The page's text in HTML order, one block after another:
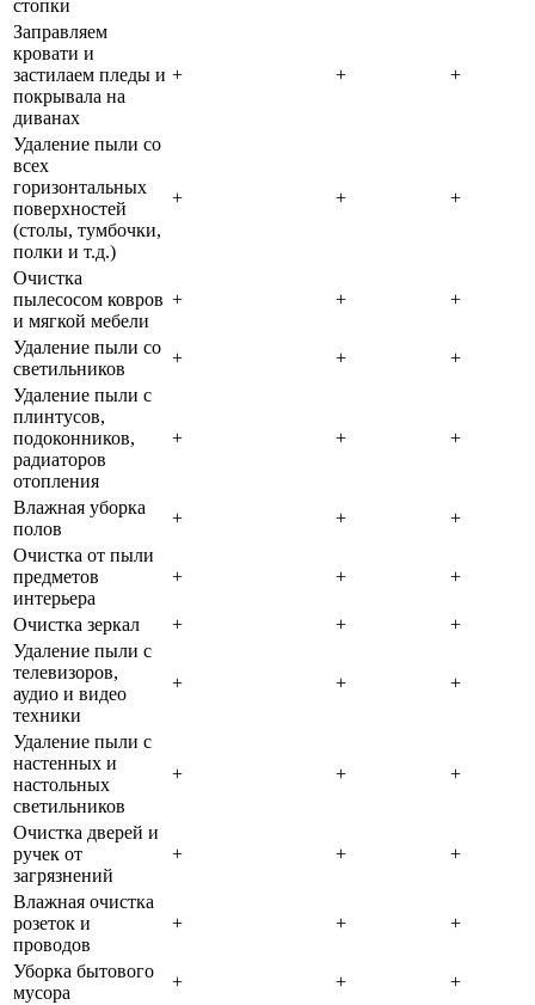
стопки
Заправляем
кровати и
застилаем пледы и
покрывала на
диванах
+ + +
Удаление пыли со
всех
горизонтальных
поверхностей
(столы, тумбочки,
полки и т.д.)
+ + +
Очистка
пылесосом ковров
и мягкой мебели
+ + +
Удаление пыли со
светильников
+ +
+
Удаление пыли с
плинтусов,
подоконников,
радиаторов
отопления
+ + +
Влажная уборка
полов
+ +
+
Очистка от пыли
предметов
интерьера
+ + +
Очистка зеркал + +
+
Удаление пыли с
телевизоров,
аудио и видео
техники
+ + +
Удаление пыли с
настенных и
настольных
светильников
+ + +
Очистка дверей и
ручек от
загрязнений
+ + +
Влажная очистка
розеток и
проводов
+ + +
Уборка бытового
мусора
+ +
+